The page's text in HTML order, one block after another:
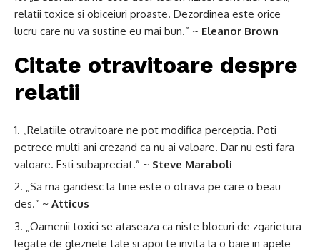
relatii toxice si obiceiuri proaste. Dezordinea este orice
lucru care nu va sustine eu mai bun.” ~ Eleanor Brown
Citate otravitoare despre
relatii
„Relatiile otravitoare ne pot modifica perceptia. Poti
petrece multi ani crezand ca nu ai valoare. Dar nu esti fara
valoare. Esti subapreciat.” ~ Steve Maraboli
„Sa ma gandesc la tine este o otrava pe care o beau
des.” ~ Atticus
„Oamenii toxici se ataseaza ca niste blocuri de zgarietura
legate de gleznele tale si apoi te invita la o baie in apele